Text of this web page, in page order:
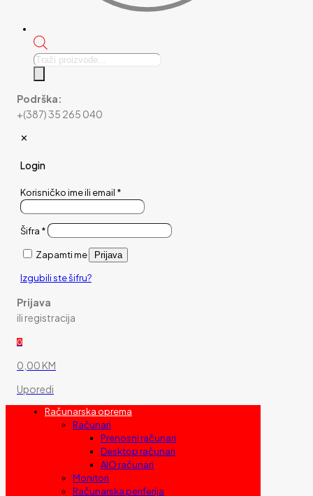
Products
Podrška:
+(387) 35 265 040
✕
Login
Korisničko ime ili email *
Šifra *
Zapamti me Prijava
Izgubili ste šifru?
Prijava
ili registracija
0
0,00 KM
Uporedi
Računarska oprema
Računari
Prenosni računari
Desktop računari
AIO računari
Monitori
Računarska periferija